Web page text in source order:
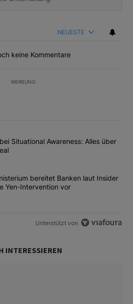
NEUESTE
keine Kommentare
WERBUNG
der am meisten kommentierten
Titel "Margin Calls bei Situational
Situational Awareness: Alles über
Titel "US-Finanzministerium bereitet
bereitet Banken laut Insider
Yen-Intervention vor
Unterstützt von
INTERESSIEREN